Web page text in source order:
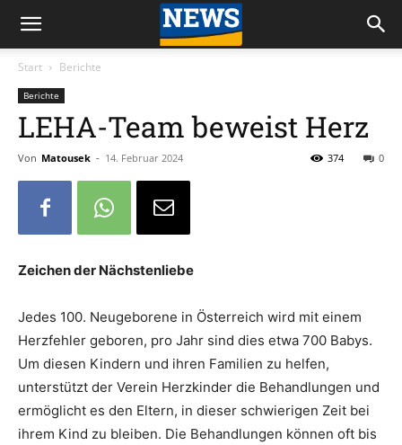
Start Berichte
Berichte
LEHA-Team beweist Herz
Von Matousek - 14. Februar 2024 0
374
Zeichen der Nächstenliebe
Jedes 100. Neugeborene in Österreich wird mit einem
Herzfehler geboren, pro Jahr sind dies etwa 700 Babys.
Um diesen Kindern und ihren Familien zu helfen,
unterstützt der Verein Herzkinder die Behandlungen und
ermöglicht es den Eltern, in dieser schwierigen Zeit bei
ihrem Kind zu bleiben. Die Behandlungen können oft bis